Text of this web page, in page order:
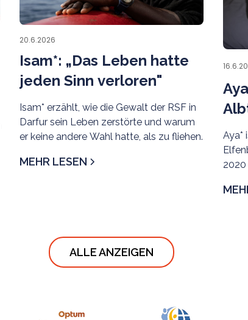
20.6.2026
Isam*: „Das Leben hatte
jeden Sinn verloren"
Isam* erzählt, wie die Gewalt der RSF in
Darfur sein Leben zerstörte und warum
er keine andere Wahl hatte, als zu fliehen.
MEHR LESEN
Aya*
ALLE ANZEIGEN